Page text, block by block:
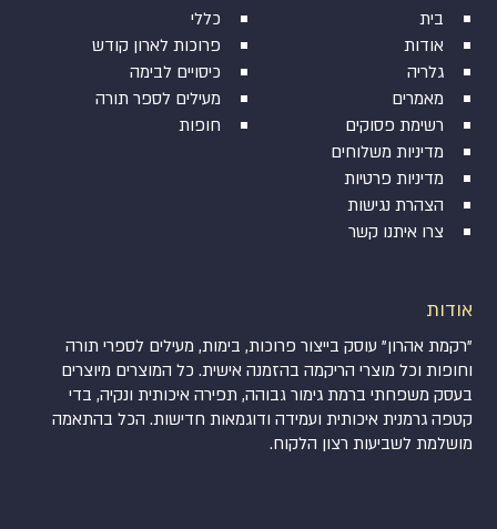
בית
אודות
גלריה
מאמרים
רשימת פסוקים
מדיניות משלוחים
מדיניות פרטיות
הצהרת נגישות
צרו איתנו קשר
כללי
פרוכות לארון קודש
כיסויים לבימה
מעילים לספר תורה
חופות
אודות
"רקמת אהרון" עוסק בייצור פרוכות, בימות, מעילים לספרי תורה
וחופות וכל מוצרי הריקמה בהזמנה אישית. כל המוצרים מיוצרים
בעסק משפחתי ברמת גימור גבוהה, תפירה איכותית ונקיה, בדי
קטפה גרמנית איכותית ועמידה ודוגמאות חדישות. הכל בהתאמה
מושלמת לשביעות רצון הלקוח.